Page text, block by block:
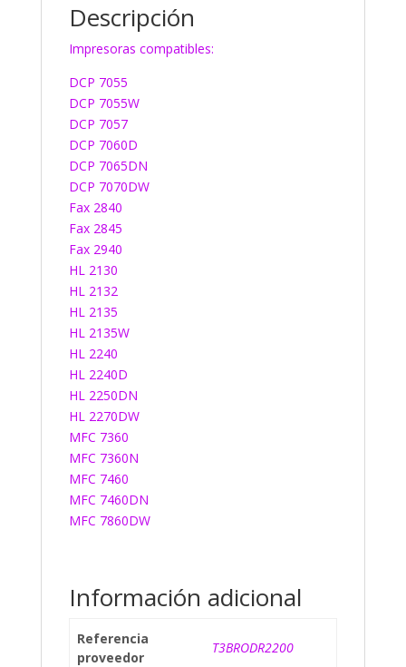
Descripción
Impresoras compatibles:
DCP 7055
DCP 7055W
DCP 7057
DCP 7060D
DCP 7065DN
DCP 7070DW
Fax 2840
Fax 2845
Fax 2940
HL 2130
HL 2132
HL 2135
HL 2135W
HL 2240
HL 2240D
HL 2250DN
HL 2270DW
MFC 7360
MFC 7360N
MFC 7460
MFC 7460DN
MFC 7860DW
Información adicional
Referencia
proveedor
T3BRODR2200